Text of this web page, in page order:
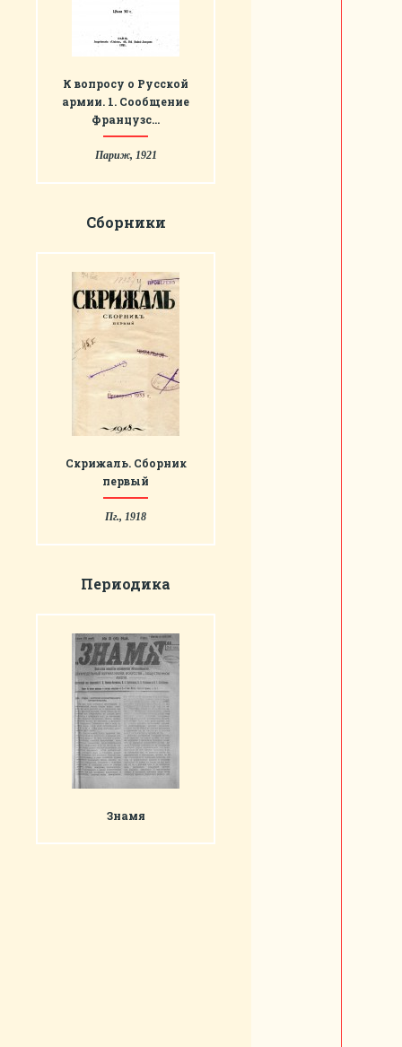
К вопросу о Русской
армии. 1. Сообщение
Французс…
Париж, 1921
Сборники
Скрижаль. Сборник
первый
Пг., 1918
Периодика
Знамя